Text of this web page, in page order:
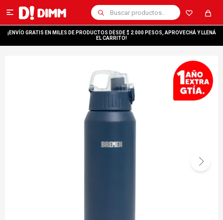

¡ENVÍO GRATIS EN MILES DE PRODUCTOS DESDE $ 2.000 PESOS, APROVECHÁ Y LLENÁ
EL CARRITO!